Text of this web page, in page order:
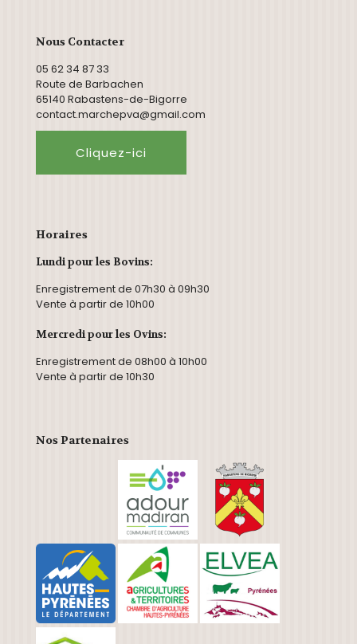
Nous Contacter
05 62 34 87 33
Route de Barbachen
65140 Rabastens-de-Bigorre
contact.marchepva@gmail.com
Cliquez-ici
Horaires
Lundi pour les Bovins:
Enregistrement de 07h30 à 09h30
Vente à partir de 10h00
Mercredi pour les Ovins:
Enregistrement de 08h00 à 10h00
Vente à partir de 10h30
Nos Partenaires